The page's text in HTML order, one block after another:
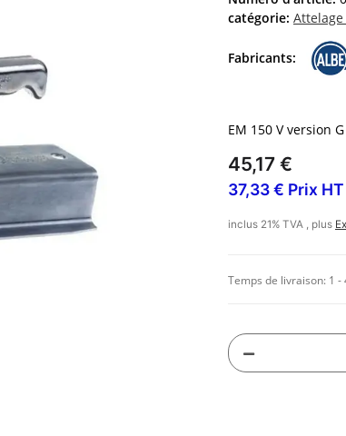
catégorie:
Fabricants:
EM 150 V version G
45,17 €
37,33 € Prix HT
inclus 21% TVA , plus
Temps de livraison: 1 -